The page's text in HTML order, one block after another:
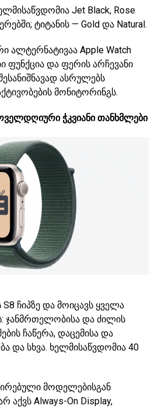
Jet Black, Rose
ტიტანის — Gold და Natural.
ალტერნატივაა Apple Watch
ფუნქცია და ფერის არჩევანი
ასრულებს
მონიტორინგს.
ჭკვიანი თანხმლები
S8 ჩიპზე და მოიცავს ყველა
ჯანმრთელობისა და ძილის
ჩაწერა, დაცემისა და
და სხვა. ხელმისაწვდომია 40
მოდელებისგან
აქვს Always-On Display,